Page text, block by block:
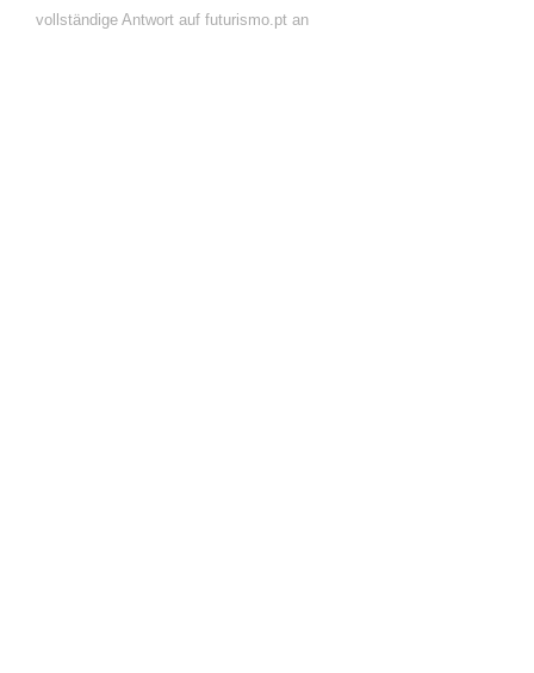
vollständige Antwort auf futurismo.pt an